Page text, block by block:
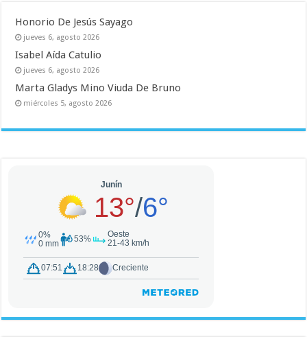
Honorio De Jesús Sayago
jueves 6, agosto 2026
Isabel Aída Catulio
jueves 6, agosto 2026
Marta Gladys Mino Viuda De Bruno
miércoles 5, agosto 2026